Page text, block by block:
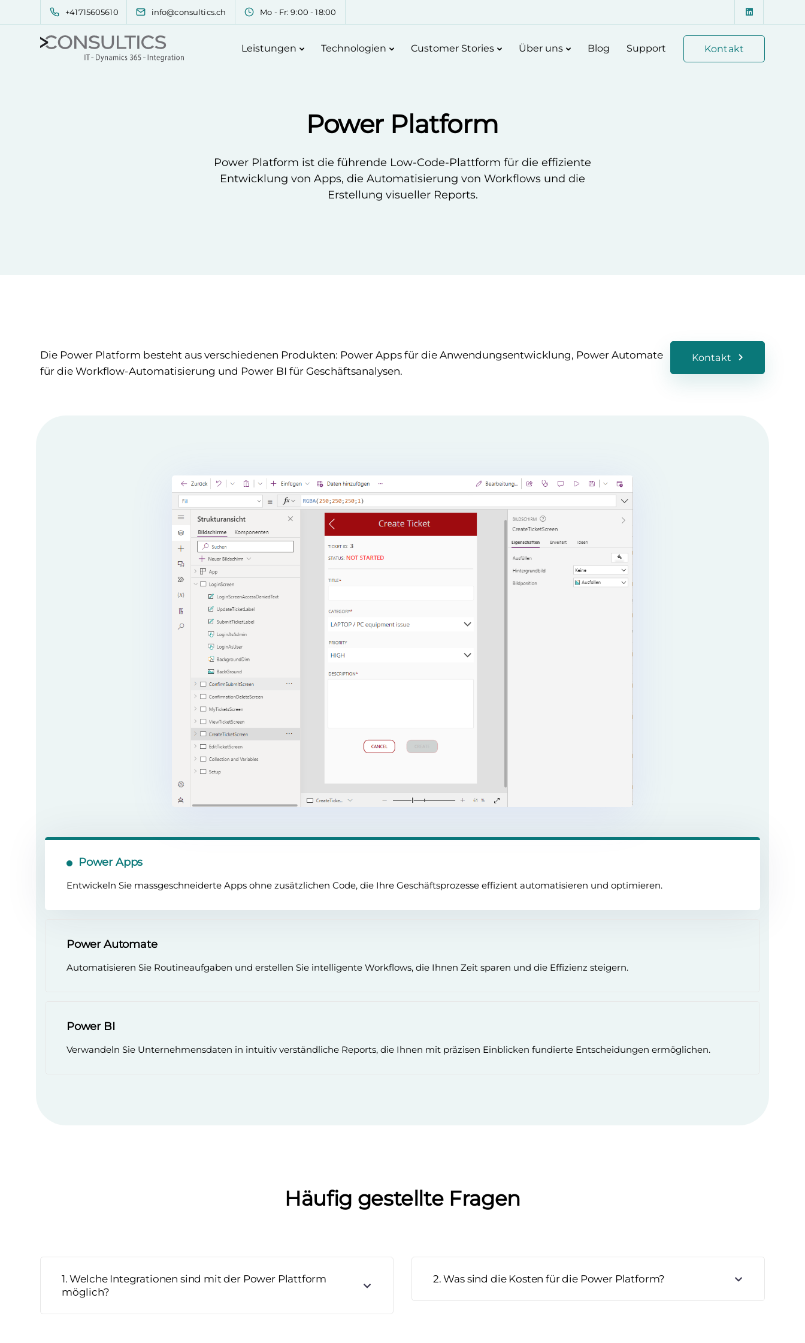
+41715605610 info@consultics.ch Mo - Fr: 9:00 - 18:00
Leistungen Technologien Customer Stories Über uns Blog Support Kontakt
Power Platform
Power Platform ist die führende Low-Code-Plattform für die effiziente
Entwicklung von Apps, die Automatisierung von Workflows und die
Erstellung visueller Reports.
Die Power Platform besteht aus verschiedenen Produkten: Power Apps für die Anwendungsentwicklung, Power Automate
für die Workflow-Automatisierung und Power BI für Geschäftsanalysen.
Kontakt
Power Apps
Entwickeln Sie massgeschneiderte Apps ohne zusätzlichen Code, die Ihre Geschäftsprozesse effizient automatisieren und optimieren.
Power Automate
Automatisieren Sie Routineaufgaben und erstellen Sie intelligente Workflows, die Ihnen Zeit sparen und die Effizienz steigern.
Power BI
Verwandeln Sie Unternehmensdaten in intuitiv verständliche Reports, die Ihnen mit präzisen Einblicken fundierte Entscheidungen ermöglichen.
Häufig gestellte Fragen
1. Welche Integrationen sind mit der Power Plattform
möglich?
2. Was sind die Kosten für die Power Platform?